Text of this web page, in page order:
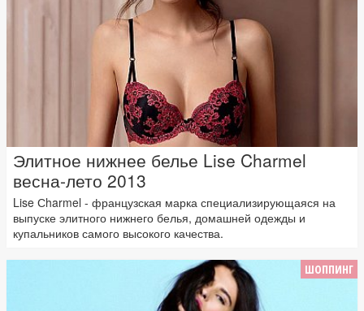
Элитное нижнее белье Lise Charmel
весна-лето 2013
Lise Сharmel - французская марка специализирующаяся на
выпуске элитного нижнего белья, домашней одежды и
купальников самого высокого качества.
ШОППИНГ